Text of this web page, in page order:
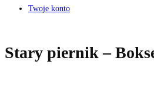
Twoje konto
Stary piernik –